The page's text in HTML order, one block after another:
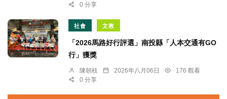
0 分享
社會 文教
「2026馬路好行評選」南投縣「人本交通有GO
行」獲獎
陳朝枝 2026年八月06日
176 觀看
0 分享